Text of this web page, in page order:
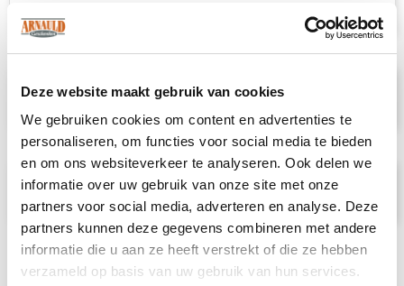
Deze website maakt gebruik van cookies
We gebruiken cookies om content en advertenties te
personaliseren, om functies voor social media te bieden
en om ons websiteverkeer te analyseren. Ook delen we
informatie over uw gebruik van onze site met onze
partners voor social media, adverteren en analyse. Deze
partners kunnen deze gegevens combineren met andere
informatie die u aan ze heeft verstrekt of die ze hebben
verzameld op basis van uw gebruik van hun services.
Specificaties
Prijsspecificaties